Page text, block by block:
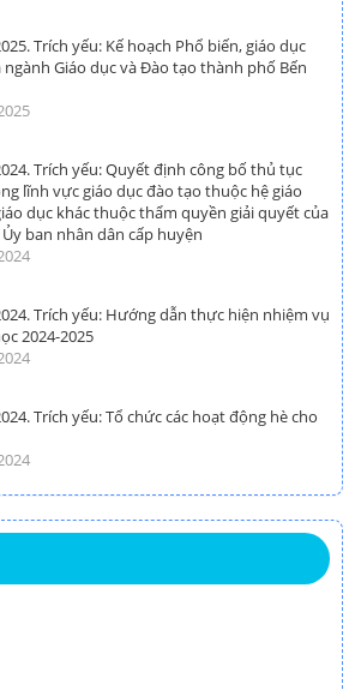
Trích yếu: Kế hoạch Phổ biến, giáo dục
Giáo dục và Đào tạo thành phố Bến
Trích yếu: Quyết định công bố thủ tục
lĩnh vực giáo dục đào tạo thuộc hệ giáo
dục khác thuộc thẩm quyền giải quyết của
ban nhân dân cấp huyện
Trích yếu: Hướng dẫn thực hiện nhiệm vụ
2024-2025
Trích yếu: Tổ chức các hoạt động hè cho